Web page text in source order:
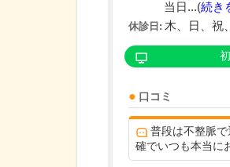
当日...(続き
休診日: 木、日、祝
口コミ
普段は不整脈
確でいつも本当に